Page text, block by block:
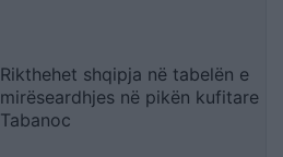
Rikthehet shqipja në tabelën e
mirëseardhjes në pikën kufitare
Tabanoc